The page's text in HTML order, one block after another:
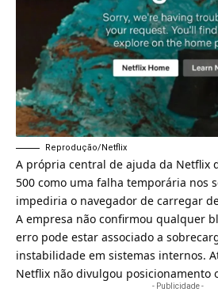
Reprodução/Netflix
A própria central de ajuda da Netflix
500 como uma falha temporária nos
impediria o navegador de carregar
A empresa não confirmou qualquer
erro pode estar associado a
instabilidade em sistemas internos.
Netflix não divulgou posicionamento
- Publicidade -